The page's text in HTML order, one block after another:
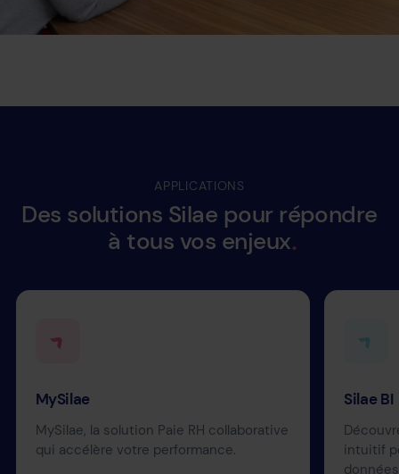
APPLICATIONS
Des solutions Silae pour répondre
à tous vos enjeux
MySilae
MySilae, la solution Paie RH collaborative
qui accélère votre performance.
Silae BI
intuitif
données